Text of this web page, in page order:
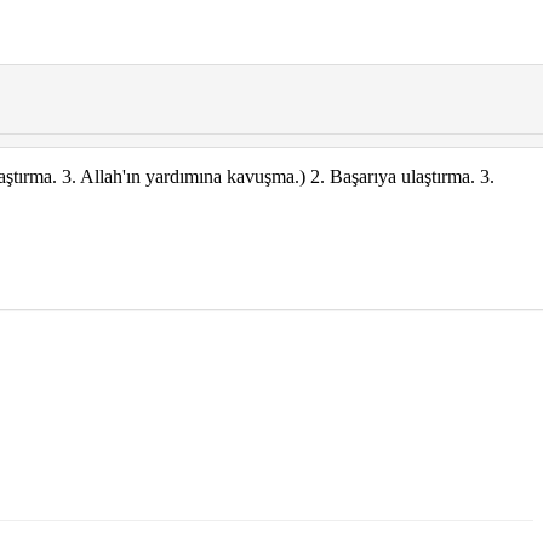
3. Allah'ın yardımına kavuşma.) 2. Başarıya ulaştırma. 3.